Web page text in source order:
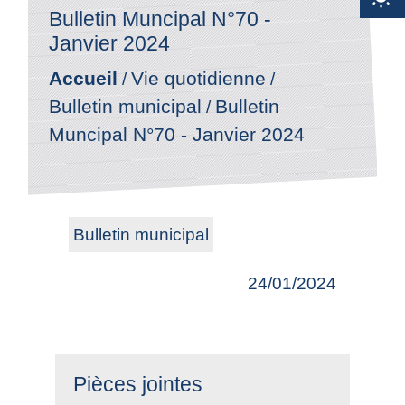
Bulletin Muncipal N°70 -
Janvier 2024
Accueil/Vie quotidienne /
Bulletin municipal / Bulletin
Muncipal N°70 - Janvier 2024
Bulletin municipal
24/01/2024
Pièces jointes